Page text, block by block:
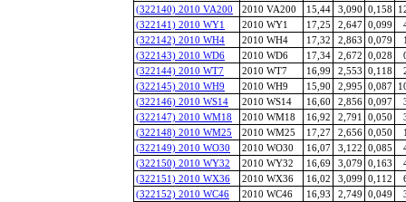
(322140) 2010 VA200
2010 VA200 15,44 3,090 0,158
(322141) 2010 WY1
2010 WY1 17,25 2,647 0,099
(322142) 2010 WH4
2010 WH4 17,32 2,863 0,079
(322143) 2010 WD6
2010 WD6 17,34 2,672 0,028
(322144) 2010 WT7
2010 WT7 16,99 2,553 0,118
(322145) 2010 WH9
2010 WH9 15,90 2,995 0,087
(322146) 2010 WS14
2010 WS14 16,60 2,856 0,097
(322147) 2010 WM18
2010 WM18 16,92 2,791 0,050
(322148) 2010 WM25
2010 WM25 17,27 2,656 0,050
(322149) 2010 WO30
2010 WO30 16,07 3,122 0,085
(322150) 2010 WY32
2010 WY32 16,69 3,079 0,163
(322151) 2010 WX36
2010 WX36 16,02 3,099 0,112
(322152) 2010 WC46
2010 WC46 16,93 2,749 0,049